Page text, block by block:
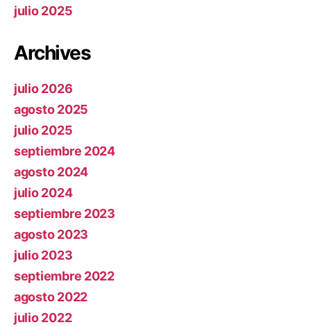
julio 2025
Archives
julio 2026
agosto 2025
julio 2025
septiembre 2024
agosto 2024
julio 2024
septiembre 2023
agosto 2023
julio 2023
septiembre 2022
agosto 2022
julio 2022